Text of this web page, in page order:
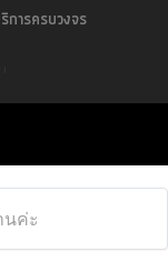
การครบวงจร
นค่ะ